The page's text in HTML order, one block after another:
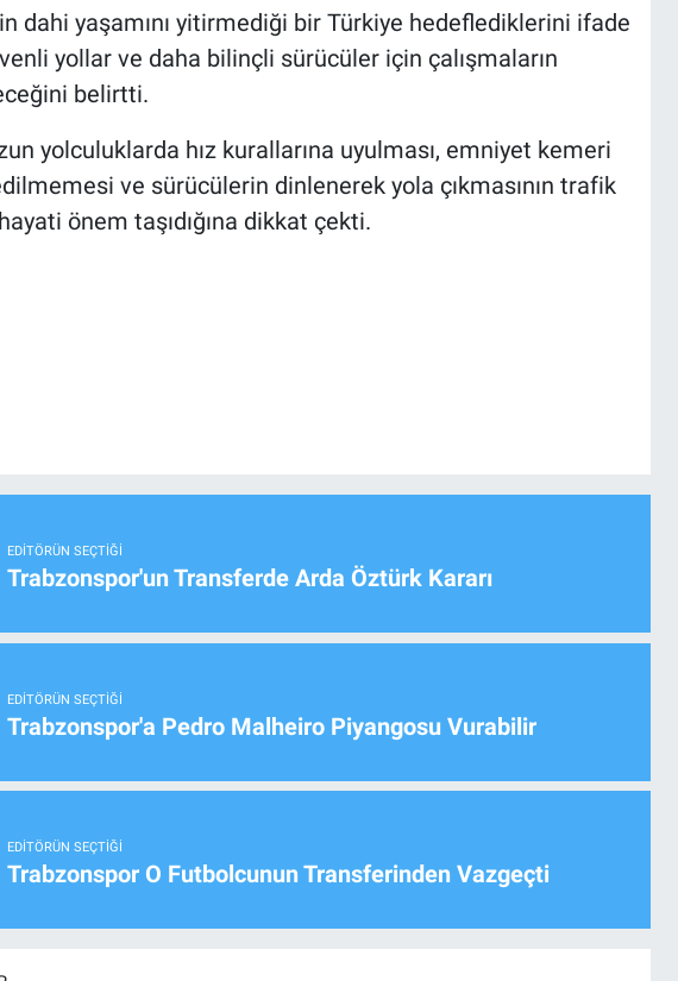
dahi yaşamını yitirmediği bir Türkiye hedeflediklerini ifade
yollar ve daha bilinçli sürücüler için çalışmaların
belirtti.
yolculuklarda hız kurallarına uyulması, emniyet kemeri
ve sürücülerin dinlenerek yola çıkmasının trafik
önem taşıdığına dikkat çekti.
EDITÖRÜN SEÇTIĞI
Trabzonspor'un Transferde Arda Öztürk Kararı
EDITÖRÜN SEÇTIĞI
Trabzonspor'a Pedro Malheiro Piyangosu Vurabilir
EDITÖRÜN SEÇTIĞI
Trabzonspor O Futbolcunun Transferinden Vazgeçti